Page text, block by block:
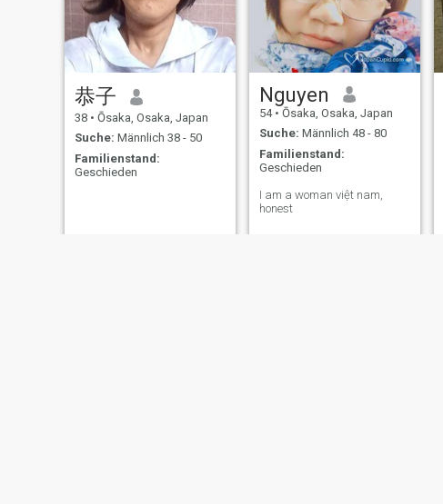
恭子
38 • Ōsaka, Osaka, Japan
Suche: Männlich 38 - 50
Familienstand:
Geschieden
Nguyen
54 • Ōsaka, Osaka, Japan
Suche: Männlich 48 - 80
Familienstand:
Geschieden
I am a woman việt nam,
honest